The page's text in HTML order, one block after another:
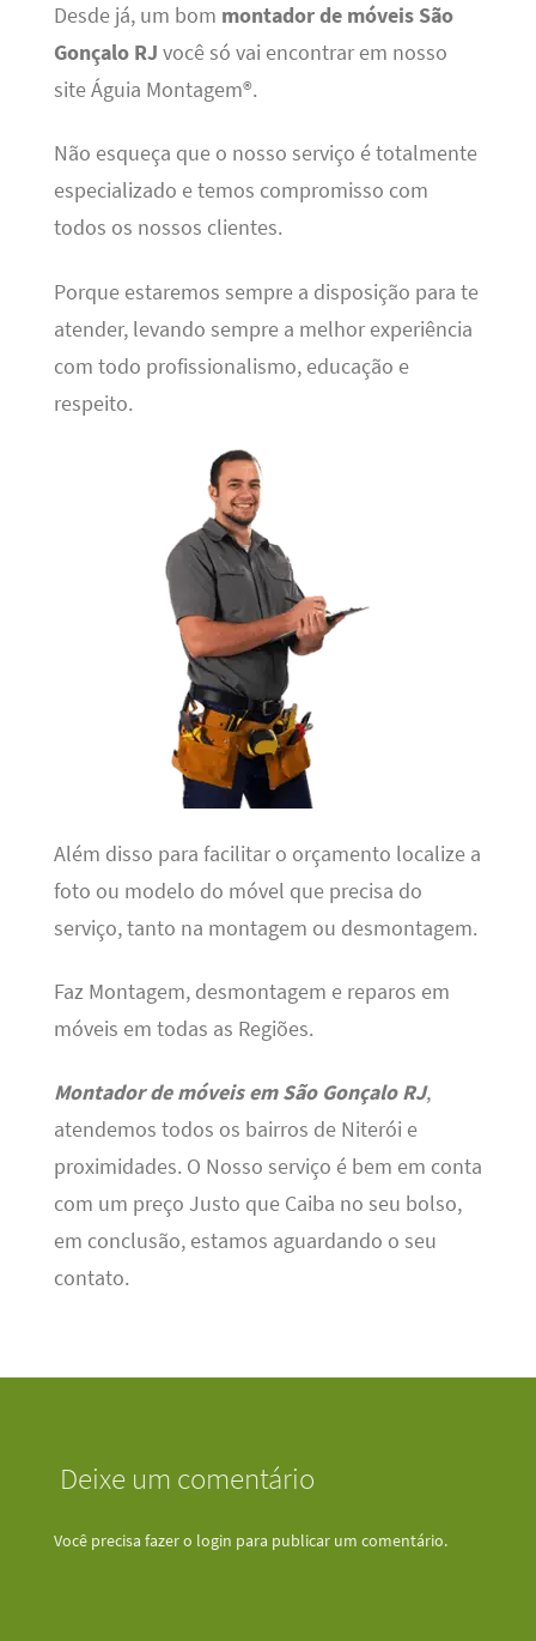
Desde já, um bom montador de móveis São
Gonçalo RJ você só vai encontrar em nosso
site Águia Montagem®.
Não esqueça que o nosso serviço é totalmente
especializado e temos compromisso com
todos os nossos clientes.
Porque estaremos sempre a disposição para te
atender, levando sempre a melhor experiência
com todo profissionalismo, educação e
respeito.
Além disso para facilitar o orçamento localize a
foto ou modelo do móvel que precisa do
serviço, tanto na montagem ou desmontagem.
Faz Montagem, desmontagem e reparos em
móveis em todas as Regiões.
Montador de móveis em São Gonçalo RJ,
atendemos todos os bairros de Niterói e
proximidades. O Nosso serviço é bem em conta
com um preço Justo que Caiba no seu bolso,
em conclusão, estamos aguardando o seu
contato.
Deixe um comentário
Você precisa fazer o login para publicar um comentário.